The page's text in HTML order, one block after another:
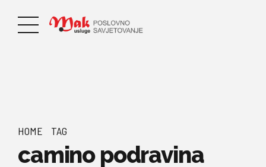
HOME TAG
camino podravina